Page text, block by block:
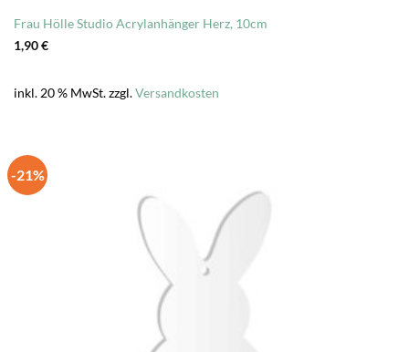
Frau Hölle Studio Acrylanhänger Herz, 10cm
1,90€
inkl. 20 % MwSt.zzgl.Versandkosten
-21%